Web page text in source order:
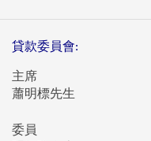
貸款委員會:
主席
蕭明標先生
委員